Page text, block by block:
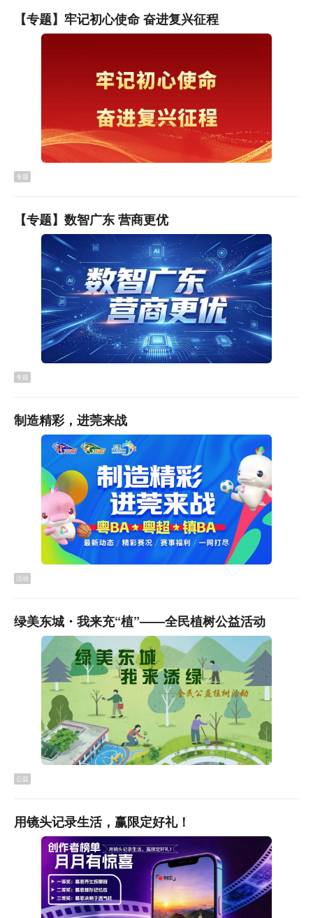
本届赛事以“两岸融合·羽你同行”为主题，自今年4月正式启
动以来，便收获了两岸体育爱好者的热烈响应，赛事累计
吸引1000余名选手踊跃参赛。历经多轮比拼与层层筛选，
最终176名选手站上总决赛的赛场竞技，其中，一支岛内
（记者 杨涛）
审 核：麦真喜 郑思琪
终 审： 赖昆鹏 何春辉
关键词：两岸交流,以球会友,台协杯
【专题】牢记初心使命 奋进复兴征程
专题
【专题】数智广东 营商更优
专题
制造精彩，进莞来战
活动
绿美东城・我来充“植”——全民植树公益活动
公益
用镜头记录生活，赢限定好礼！